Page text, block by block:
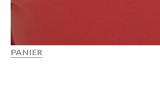
PANIER